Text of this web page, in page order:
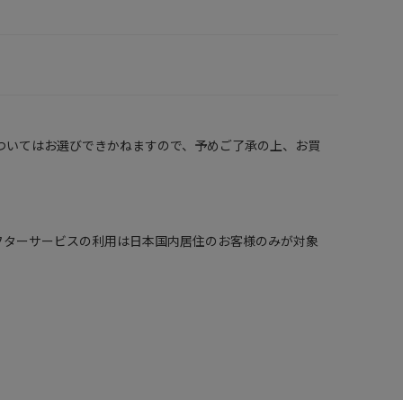
てはお選びできかねますので、予めご了承の上、お買
サービスの利用は日本国内居住のお客様のみが対象